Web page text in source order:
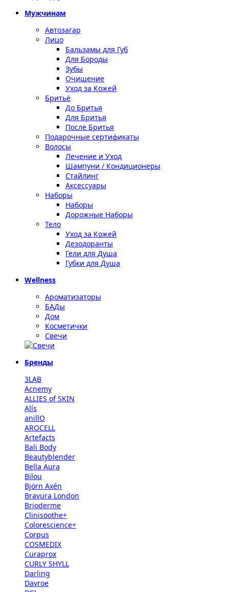
Мужчинам
Автозагар
Лицо
Бальзамы для Губ
Для Бороды
Зубы
Очищение
Уход за Кожей
Бритьё
До Бритья
Для Бритья
После Бритья
Подарочные сертификаты
Волосы
Лечение и Уход
Шампуни / Кондиционеры
Стайлинг
Аксессуары
Наборы
Наборы
Дорожные Наборы
Тело
Уход за Кожей
Дезодоранты
Гели для Душа
Губки для Душа
Wellness
Ароматизаторы
БАДы
Дом
Косметички
Свечи
Бренды
3LAB
Acnemy
ALLIES of SKIN
Alís
anillO
AROCELL
Artefacts
Bali Body
Beautyblender
Bella Aura
Bilou
Björn Axén
Bravura London
Brioderme
Clinisoothe+
Colorescience+
Corpus
COSMEDIX
Curaprox
CURLY SHYLL
Darling
Davroe